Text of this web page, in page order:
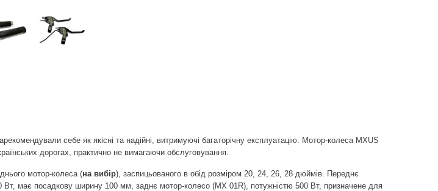
себе як якісні та надійні, витримуючі багаторічну експлуатацію. Мотор-колеса MXUS
дорогах, практично не вимагаючи обслуговування.
мотор-колеса (на вибір), заспицьованого в обід розміром 20, 24, 26, 28 дюймів. Переднє
Вт, має посадкову ширину 100 мм, заднє мотор-колесо (MX 01R), потужністю 500 Вт, призначене для